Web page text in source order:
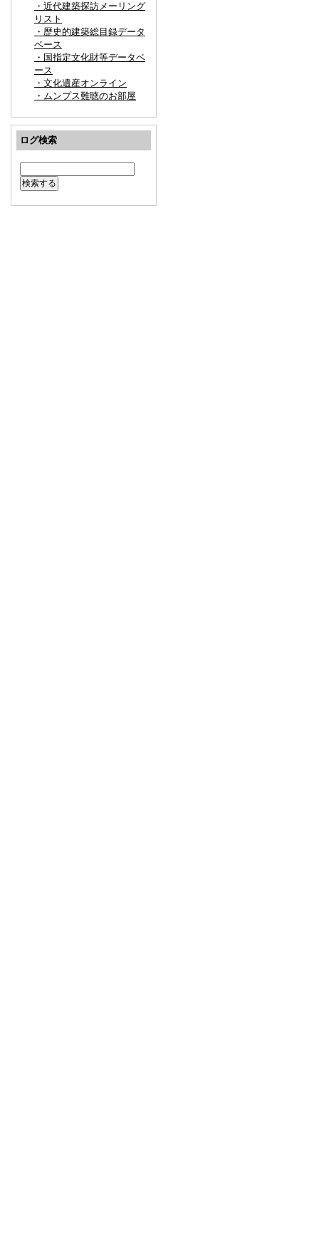
・近代建築探訪メーリング
リスト
・歴史的建築総目録データ
ベース
・国指定文化財等データベ
ース
・文化遺産オンライン
・ムンプス難聴のお部屋
ログ検索